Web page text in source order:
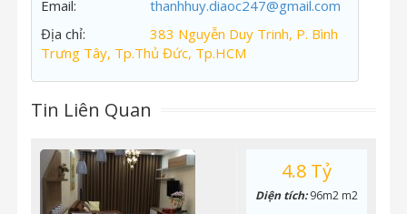
Email:
thanhhuy.diaoc247@gmail.com
Địa chỉ:
383 Nguyễn Duy Trinh, P. Bình
Trưng Tây, Tp.Thủ Đức, Tp.HCM
Tin Liên Quan
4.8 Tỷ
Diện tích:96m2 m2